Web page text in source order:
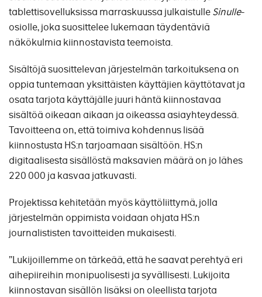
tablettisovelluksissa marraskuussa julkaistulleSinulle-
osiolle, joka suosittelee lukemaan täydentäviä
näkökulmia kiinnostavista teemoista.
Sisältöjä suosittelevan järjestelmän tarkoituksena on
oppia tuntemaan yksittäisten käyttäjien käyttötavat ja
osata tarjota käyttäjälle juuri häntä kiinnostavaa
sisältöä oikeaan aikaan ja oikeassa asiayhteydessä.
Tavoitteena on, että toimiva kohdennus lisää
kiinnostusta HS:n tarjoamaan sisältöön. HS:n
digitaalisesta sisällöstä maksavien määrä on jo lähes
220 000 ja kasvaa jatkuvasti.
Projektissa kehitetään myös käyttöliittymä, jolla
järjestelmän oppimista voidaan ohjata HS:n
journalististen tavoitteiden mukaisesti.
”Lukijoillemme on tärkeää, että he saavat perehtyä eri
aihepiireihin monipuolisesti ja syvällisesti. Lukijoita
kiinnostavan sisällön lisäksi on oleellista tarjota